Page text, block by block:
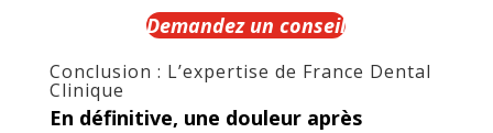
Demandez un conseil
Conclusion : L’expertise de France Dental
Clinique
En définitive, une douleur après